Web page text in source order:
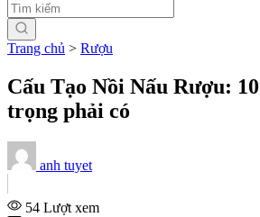
Trang chủ > Rượu
Cấu Tạo Nồi Nấu Rượu:
trọng phải có
anh tuyet
54 Lượt xem